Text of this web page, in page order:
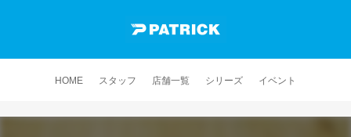
HOME スタッフ 店舗一覧 シリーズ イベント